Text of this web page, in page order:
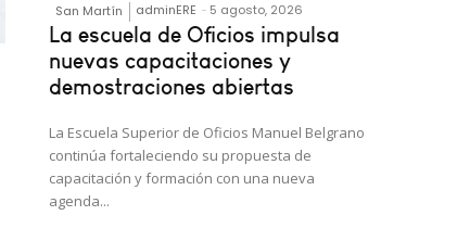
San Martín adminERE - 5 agosto, 2026
La escuela de Oficios impulsa
nuevas capacitaciones y
demostraciones abiertas
La Escuela Superior de Oficios Manuel Belgrano
continúa fortaleciendo su propuesta de
capacitación y formación con una nueva
agenda...